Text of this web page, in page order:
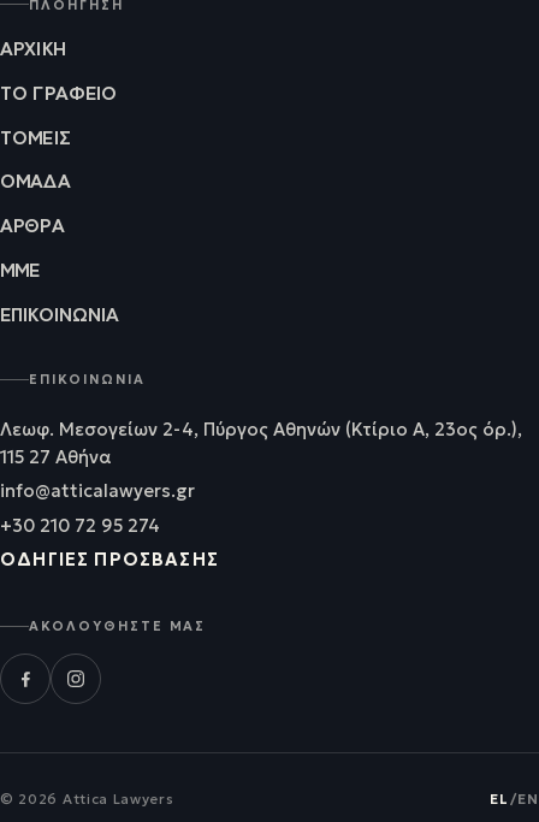
ΠΛΟΉΓΗΣΗ
ΑΡΧΙΚΉ
ΤΟ ΓΡΑΦΕΊΟ
ΤΟΜΕΊΣ
ΟΜΆΔΑ
ΆΡΘΡΑ
ΜΜΕ
ΕΠΙΚΟΙΝΩΝΊΑ
ΕΠΙΚΟΙΝΩΝΊΑ
Λεωφ. Μεσογείων 2-4, Πύργος Αθηνών (Κτίριο Α, 23ος όρ.),
115 27 Αθήνα
info@atticalawyers.gr
+30 210 72 95 274
ΟΔΗΓΊΕΣ ΠΡΌΣΒΑΣΗΣ
ΑΚΟΛΟΥΘΉΣΤΕ ΜΑΣ
© 2026 Attica Lawyers EL /EN